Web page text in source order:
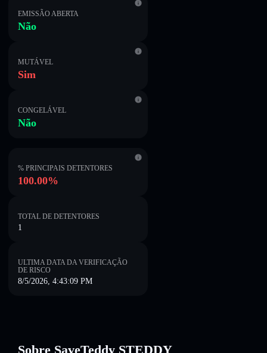
EMISSÃO ABERTA
Não
MUTÁVEL
Sim
CONGELÁVEL
Não
% PRINCIPAIS DETENTORES
100.00%
TOTAL DE DETENTORES
1
ULTIMA DATA DA VERIFICAÇÃO
DE RISCO
8/5/2026, 4:43:09 PM
Sobre SaveTeddy STEDDY